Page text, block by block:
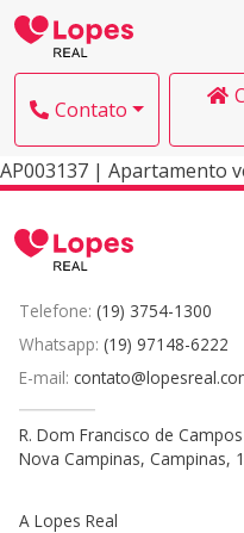
Contato
AP003137 | Apartamento
Telefone: (19) 3754-1300
Whatsapp: (19) 97148-6222
E-mail:
R. Dom Francisco de
Nova Campinas, Campinas,
A Lopes Real